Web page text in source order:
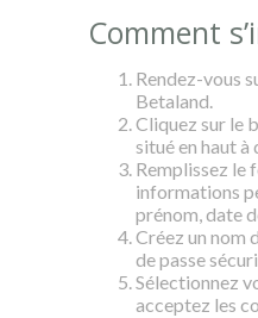
Comment
Rendez-vous
Betaland.
Cliquez sur le
situé en haut à
Remplissez le
informations
prénom, date
Créez un nom
de passe
Sélectionnez
acceptez les